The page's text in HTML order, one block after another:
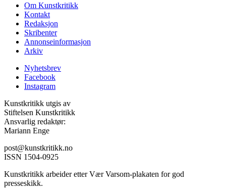
Om Kunstkritikk
Kontakt
Redaksjon
Skribenter
Annonseinformasjon
Arkiv
Nyhetsbrev
Facebook
Instagram
Kunstkritikk utgis av
Stiftelsen Kunstkritikk
Ansvarlig redaktør:
Mariann Enge
post@kunstkritikk.no
ISSN 1504-0925
Kunstkritikk arbeider etter Vær Varsom-plakaten for god
presseskikk.